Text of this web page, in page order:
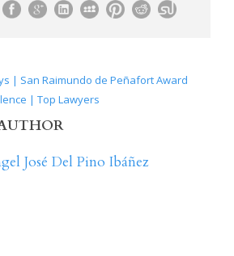
| San Raimundo de Peñafort Award
| Top Lawyers
José Del Pino Ibáñez